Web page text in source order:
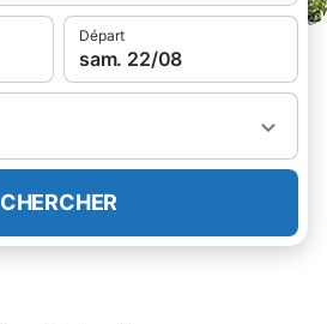
Départ
sam. 22/08
CHERCHER